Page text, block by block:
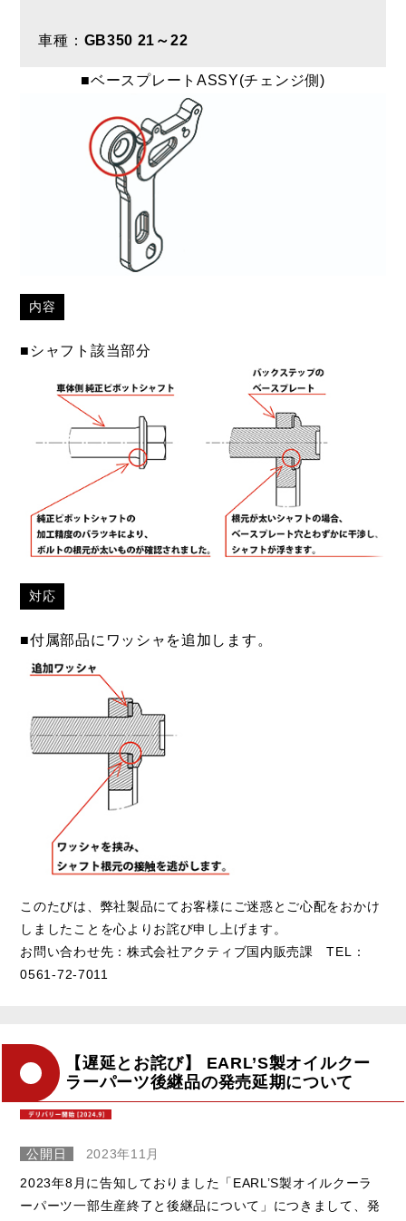
車種： GB350 21～22
■ベースプレートASSY(チェンジ側)
内容
■シャフト該当部分
対応
■付属部品にワッシャを追加します。
このたびは、弊社製品にてお客様にご迷惑とご心配をおかけ
しましたことを心よりお詫び申し上げます。
お問い合わせ先：株式会社アクティブ国内販売課 TEL：
0561-72-7011
【遅延とお詫び】 EARL’S製オイルクー
ラーパーツ後継品の発売延期について
公開日
2023年11月
2023年8月に告知しておりました「EARL’S製オイルクーラ
ーパーツ一部生産終了と後継品について」につきまして、発